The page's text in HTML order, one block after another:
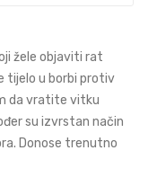
žele objaviti rat
tijelo u borbi protiv
da vratite vitku
su izvrstan način
Donose trenutno